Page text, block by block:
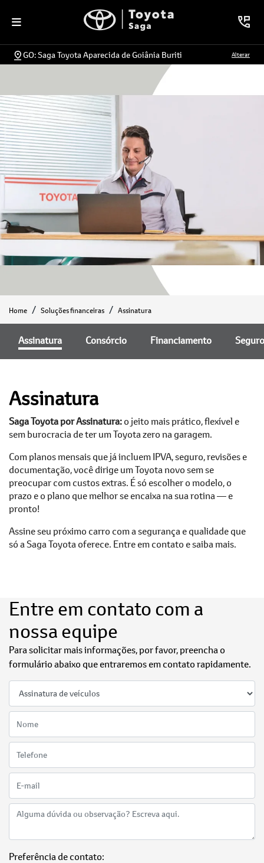
GO: Saga Toyota Aparecida de Goiânia Buriti Alterar
Home Soluções financeiras Assinatura
Consórcio Financiamento Seguro
Assinatura
Assinatura
Saga Toyota por Assinatura:o jeito mais prático, flexível e
sem burocracia de ter um Toyota zero na garagem.
Com planos mensais que já incluem IPVA, seguro, revisões e
documentação, você dirige um Toyota novo sem se
preocupar com custos extras. É só escolher o modelo, o
prazo e o plano que melhor se encaixa na sua rotina — e
pronto!
Assine seu próximo carro com a segurança e qualidade que
só a Saga Toyota oferece. Entre em contato e saiba mais.
Entre em contato com a
nossa equipe
Para solicitar mais informações, por favor, preencha o
formulário abaixo que entraremos em contato rapidamente.
Preferência de contato: